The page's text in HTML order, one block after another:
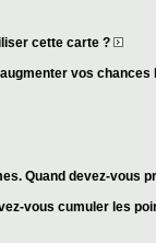
cette carte ?
vos
Quand devez-vous
vous cumuler les